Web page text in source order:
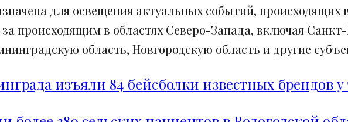
для освещения актуальных событий, происходящих
происходящим в областях Северо-Запада, включая
область, Новгородскую область и другие
изъяли 84 бейсболки известных брендов у